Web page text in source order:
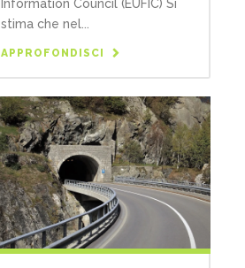
Information Council (EUFIC) Si
stima che nel...
APPROFONDISCI